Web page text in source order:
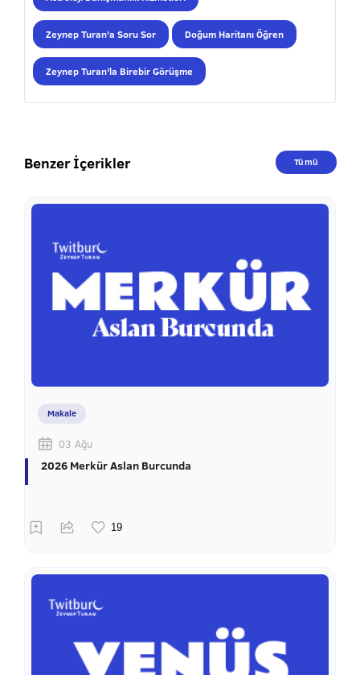
Zeynep Turan'a Soru Sor Doğum Haritanı Öğren
Zeynep Turan'la Birebir Görüşme
Benzer İçerikler Tümü
Makale
03 Ağu
2026 Merkür Aslan Burcunda